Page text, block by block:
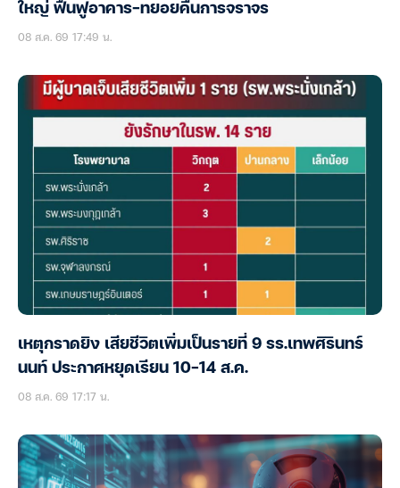
ใหญ่ ฟื้นฟูอาคาร-ทยอยคืนการจราจร
08 ส.ค. 69 17:49 น.
เหตุกราดยิง เสียชีวิตเพิ่มเป็นรายที่ 9 รร.เทพศิรินทร์
นนท์ ประกาศหยุดเรียน 10-14 ส.ค.
08 ส.ค. 69 17:17 น.